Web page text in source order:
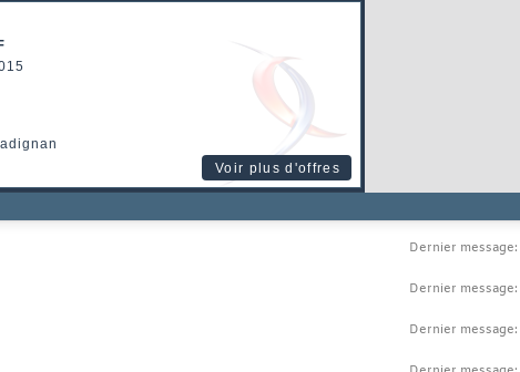
Voir plus d'offres
Dernier message:
Dernier message:
Dernier message: